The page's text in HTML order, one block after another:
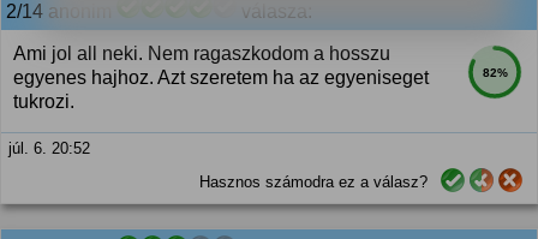
2/14 anonim válasza:
82%
Ami jol all neki. Nem ragaszkodom a hosszu
egyenes hajhoz. Azt szeretem ha az egyeniseget
tukrozi.
júl. 6. 20:52
Hasznos számodra ez a válasz?